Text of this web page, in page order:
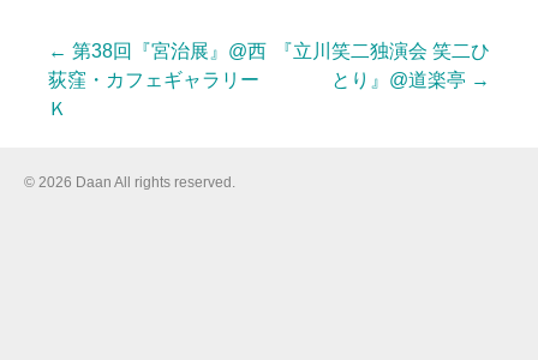
投
稿
← 第38回『宮治展』@西
荻窪・カフェギャラリー
Ｋ
『立川笑二独演会 笑二ひ
とり』@道楽亭 →
© 2026 Daan All rights reserved.